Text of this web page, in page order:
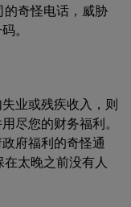
的奇怪电话，威胁
。
业或残疾收入，则
尽您的财务福利。
府福利的奇怪通
太晚之前没有人